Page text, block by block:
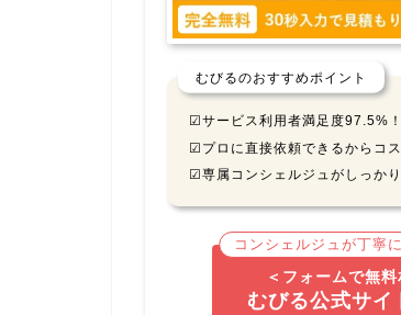
むびるのおすすめポイント
☑サービス利用者満足度97.5%！
☑プロに直接依頼できるからコス
☑専属コンシェルジュがしっかり
コンシェルジュが丁寧
＜フォームで無料
むびる公式サ